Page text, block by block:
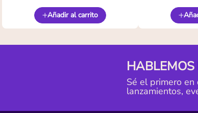
Añadir al carrito
HABLEMOS
Sé el primero en
lanzamientos,